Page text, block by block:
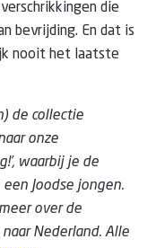
die
bevrijding. En dat is
nooit het laatste
de collectie
onze
waarbij je de
Joodse jongen.
over de
Nederland. Alle